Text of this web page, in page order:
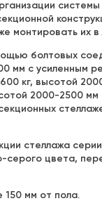
системы
их
болтовых
мм с усиленным
кг, высотой
2000-2500
стеллажа
цвета,
150 мм от пола.